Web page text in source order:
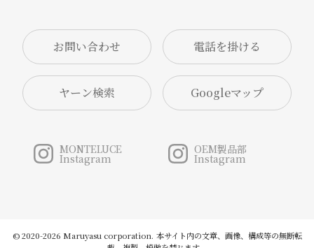
お問い合わせ
ヤーン検索 Googleマップ
MONTELUCE
Instagram
OEM製品部
Instagram
© 2020-2026 Maruyasu corporation. 本サイト内の文章、画像、構成等の無断転